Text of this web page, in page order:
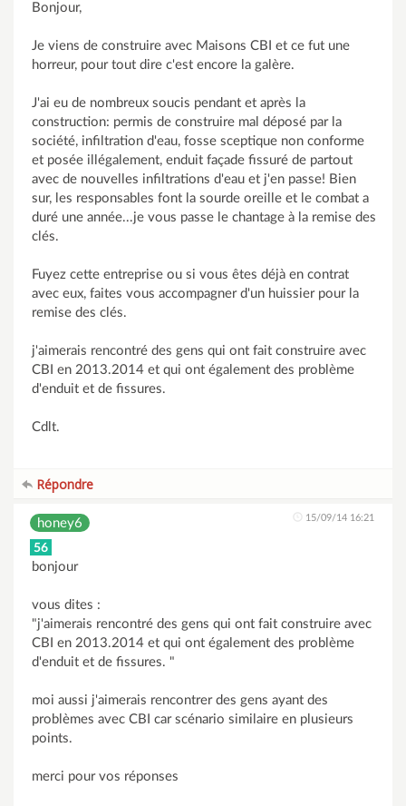
Bonjour,
Je viens de construire avec Maisons CBI et ce fut une
horreur, pour tout dire c'est encore la galère.
J'ai eu de nombreux soucis pendant et après la
construction: permis de construire mal déposé par la
société, infiltration d'eau, fosse sceptique non conforme
et posée illégalement, enduit façade fissuré de partout
avec de nouvelles infiltrations d'eau et j'en passe! Bien
sur, les responsables font la sourde oreille et le combat a
duré une année...je vous passe le chantage à la remise des
clés.
Fuyez cette entreprise ou si vous êtes déjà en contrat
avec eux, faites vous accompagner d'un huissier pour la
remise des clés.
j'aimerais rencontré des gens qui ont fait construire avec
CBI en 2013.2014 et qui ont également des problème
d'enduit et de fissures.
Cdlt.
Répondre
honey6 15/09/14 16:21
56
bonjour
vous dites :
"j'aimerais rencontré des gens qui ont fait construire avec
CBI en 2013.2014 et qui ont également des problème
d'enduit et de fissures. "
moi aussi j'aimerais rencontrer des gens ayant des
problèmes avec CBI car scénario similaire en plusieurs
points.
merci pour vos réponses